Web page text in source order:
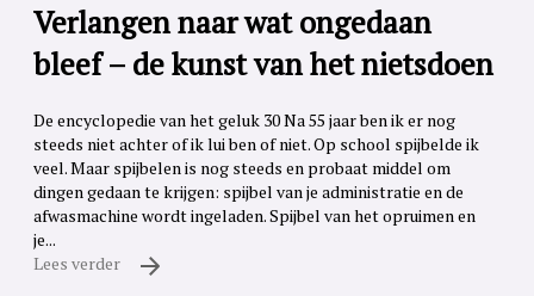
Verlangen naar wat ongedaan
bleef – de kunst van het nietsdoen
De encyclopedie van het geluk 30 Na 55 jaar ben ik er nog
steeds niet achter of ik lui ben of niet. Op school spijbelde ik
veel. Maar spijbelen is nog steeds en probaat middel om
dingen gedaan te krijgen: spijbel van je administratie en de
afwasmachine wordt ingeladen. Spijbel van het opruimen en
je...
Lees verder